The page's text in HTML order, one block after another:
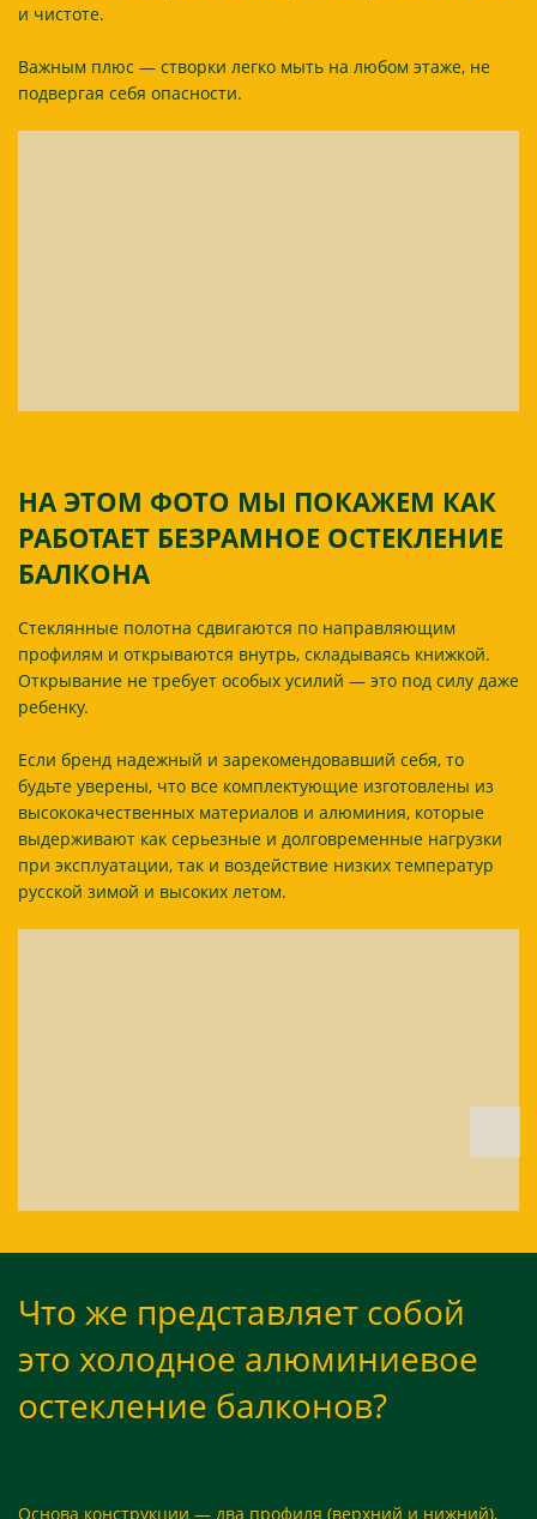
и чистоте.
Важным плюс — створки легко мыть на любом этаже, не
подвергая себя опасности.
НА ЭТОМ ФОТО МЫ ПОКАЖЕМ КАК
РАБОТАЕТ БЕЗРАМНОЕ ОСТЕКЛЕНИЕ
БАЛКОНА
Стеклянные полотна сдвигаются по направляющим
профилям и открываются внутрь, складываясь книжкой.
Открывание не требует особых усилий — это под силу даже
ребенку.
Если бренд надежный и зарекомендовавший себя, то
будьте уверены, что все комплектующие изготовлены из
высококачественных материалов и алюминия, которые
выдерживают как серьезные и долговременные нагрузки
при эксплуатации, так и воздействие низких температур
русской зимой и высоких летом.
Что же представляет собой
это холодное алюминиевое
остекление балконов?
Основа конструкции — два профиля (верхний и нижний),